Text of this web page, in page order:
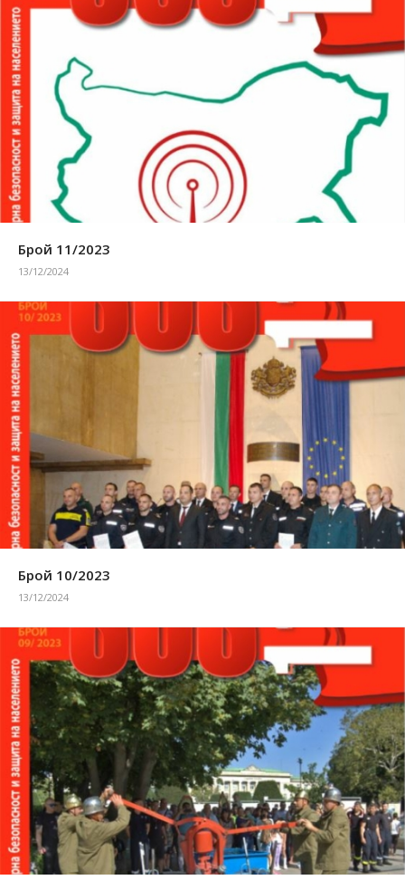
Брой 11/2023
13/12/2024
Брой 10/2023
13/12/2024